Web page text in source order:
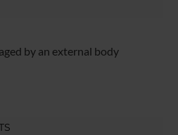
by an external body